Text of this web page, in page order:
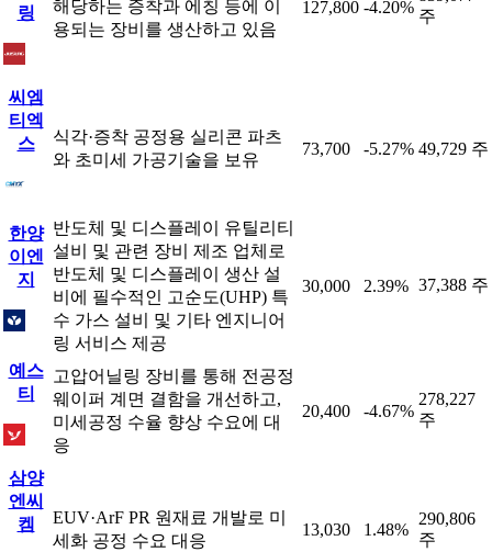
링
해당하는 증착과 에칭 등에 이
용되는 장비를 생산하고 있음
127,800 -4.20% 주
씨엠
티엑
스
식각·증착 공정용 실리콘 파츠
와 초미세 가공기술을 보유
73,700 -5.27% 49,729 주
한양
이엔
지
반도체 및 디스플레이 유틸리티
설비 및 관련 장비 제조 업체로
반도체 및 디스플레이 생산 설
비에 필수적인 고순도(UHP) 특
수 가스 설비 및 기타 엔지니어
링 서비스 제공
30,000 2.39% 37,388 주
예스
티
고압어닐링 장비를 통해 전공정
웨이퍼 계면 결함을 개선하고,
미세공정 수율 향상 수요에 대
응
20,400 -4.67%
278,227
주
삼양
엔씨
켐
EUV·ArF PR 원재료 개발로 미
세화 공정 수요 대응
13,030 1.48%
290,806
주